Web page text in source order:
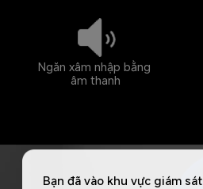
Ngăn xâm nhập bằng
âm thanh
Bạn đã vào khu vực giám sát